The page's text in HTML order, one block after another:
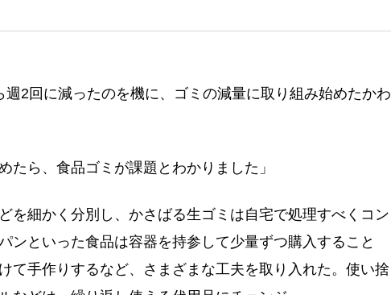
2回に減ったのを機に、ゴミの減量に取り組み始めたかわ
たら、食品ゴミが課題とわかりました」
を細かく分別し、かさばる生ゴミは自宅で処理すべくコン
ンといった食品は容器を持参して少量ずつ購入すること
て手作りするなど、さまざまな工夫を取り入れた。使い捨